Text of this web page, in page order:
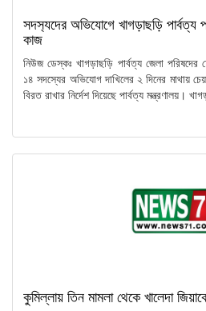
সদস‍্যদের অভিযোগে খাগড়াছড়ি পার্বত্য
কাজ
নিউজ ডেস্কঃ খাগড়াছড়ি পার্বত্য জেলা পরিষদের
১৪ সদস্যের অভিযোগ দাখিলের ২ দিনের মাথায়
বিরত রাখার নির্দেশ দিয়েছে পার্বত্য মন্ত্রণালয়।
কুমিল্লায় তিন মামলা থেকে খালেদা